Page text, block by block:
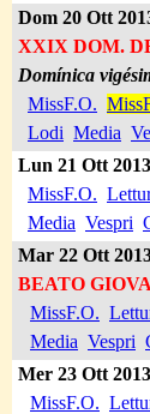
Dom 20 Ott
XXIX DOM.
Domínica
MissF.O.
Lodi Media
Lun 21 Ott
MissF.O.
Media Vespri
Mar 22 Ott
BEATO
MissF.O.
Media Vespri
Mer 23 Ott
MissF.O.